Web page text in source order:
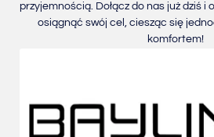
przyjemnością. Dołącz do nas już dziś i
osiągnąć swój cel, ciesząc się
komfortem!